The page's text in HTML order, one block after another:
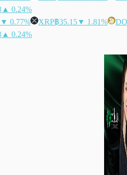
▲ 0.24%
▼ 0.77% XRP฿35.15▼ 1.81%
▲ 0.24%